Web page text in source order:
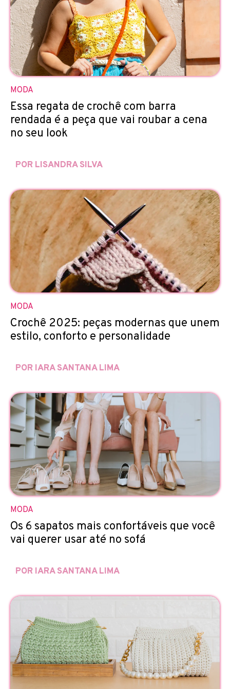
MODA
Essa regata de crochê com barra
rendada é a peça que vai roubar a cena
no seu look
POR LISANDRA SILVA
MODA
Crochê 2025: peças modernas que unem
estilo, conforto e personalidade
POR IARA SANTANA LIMA
MODA
Os 6 sapatos mais confortáveis que você
vai querer usar até no sofá
POR IARA SANTANA LIMA